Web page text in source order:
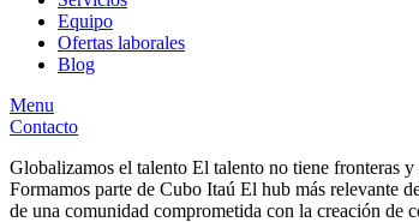
Equipo
Ofertas laborales
Blog
Menu
Contacto
Globalizamos el talento El talento no tiene fronteras
Formamos parte de Cubo Itaú El hub más relevante
de una comunidad comprometida con la creación de